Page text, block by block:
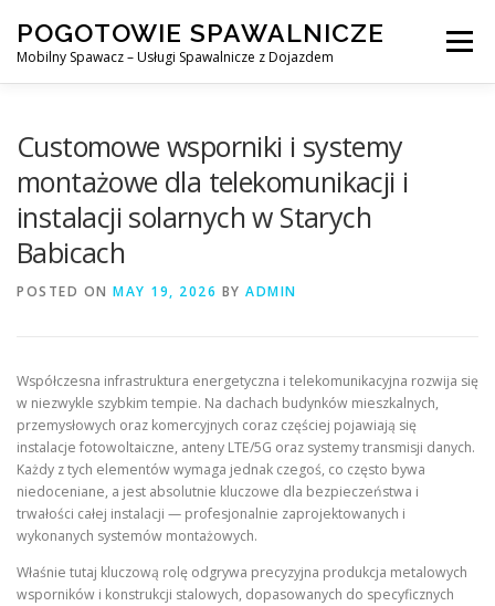
content
POGOTOWIE SPAWALNICZE
Mobilny Spawacz – Usługi Spawalnicze z Dojazdem
Menu
SPAWANIE MIG/MAG (GMAW) NASZE USŁUGI
KONTAKT
Customowe wsporniki i systemy
montażowe dla telekomunikacji i
instalacji solarnych w Starych
Babicach
POSTED ON MAY 19, 2026 BY ADMIN
Współczesna infrastruktura energetyczna i telekomunikacyjna rozwija się
w niezwykle szybkim tempie. Na dachach budynków mieszkalnych,
przemysłowych oraz komercyjnych coraz częściej pojawiają się
instalacje fotowoltaiczne, anteny LTE/5G oraz systemy transmisji danych.
Każdy z tych elementów wymaga jednak czegoś, co często bywa
niedoceniane, a jest absolutnie kluczowe dla bezpieczeństwa i
trwałości całej instalacji — profesjonalnie zaprojektowanych i
wykonanych systemów montażowych.
Właśnie tutaj kluczową rolę odgrywa precyzyjna produkcja metalowych
wsporników i konstrukcji stalowych, dopasowanych do specyficznych